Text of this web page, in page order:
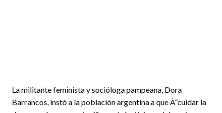
La militante feminista y socióloga pampeana, Dora
Barrancos, instó a la población argentina a que Â“cuidar la